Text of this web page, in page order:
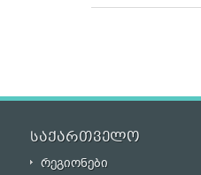
საქართველო
რეგიონები